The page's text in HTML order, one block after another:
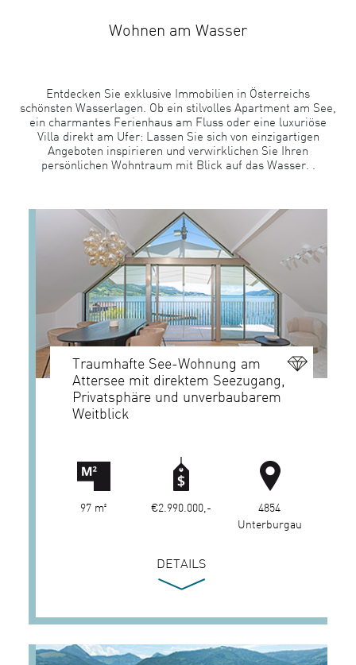
Wohnen am Wasser
Entdecken Sie exklusive Immobilien in Österreichs
schönsten Wasserlagen. Ob ein stilvolles Apartment am See,
ein charmantes Ferienhaus am Fluss oder eine luxuriöse
Villa direkt am Ufer: Lassen Sie sich von einzigartigen
Angeboten inspirieren und verwirklichen Sie Ihren
persönlichen Wohntraum mit Blick auf das Wasser. .
Traumhafte See-Wohnung am
Attersee mit direktem Seezugang,
Privatsphäre und unverbaubarem
Weitblick
97 m² €2.990.000,-
4854
Unterburgau
DETAILS